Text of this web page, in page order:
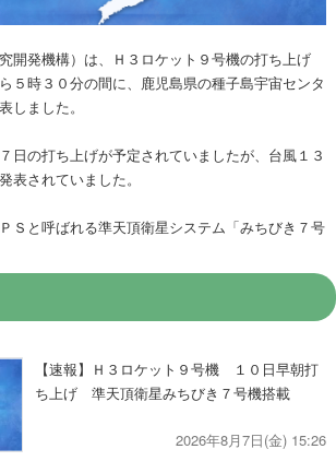
開発機構）は、Ｈ３ロケット９号機の打ち上げ
５時３０分の間に、鹿児島県の種子島宇宙センタ
しました。
日の打ち上げが予定されていましたが、台風１３
表されていました。
Ｓと呼ばれる準天頂衛星システム「みちびき７号
【速報】Ｈ３ロケット９号機 １０日早朝打
ち上げ 準天頂衛星みちびき７号機搭載
2026年8月7日(金) 15:26